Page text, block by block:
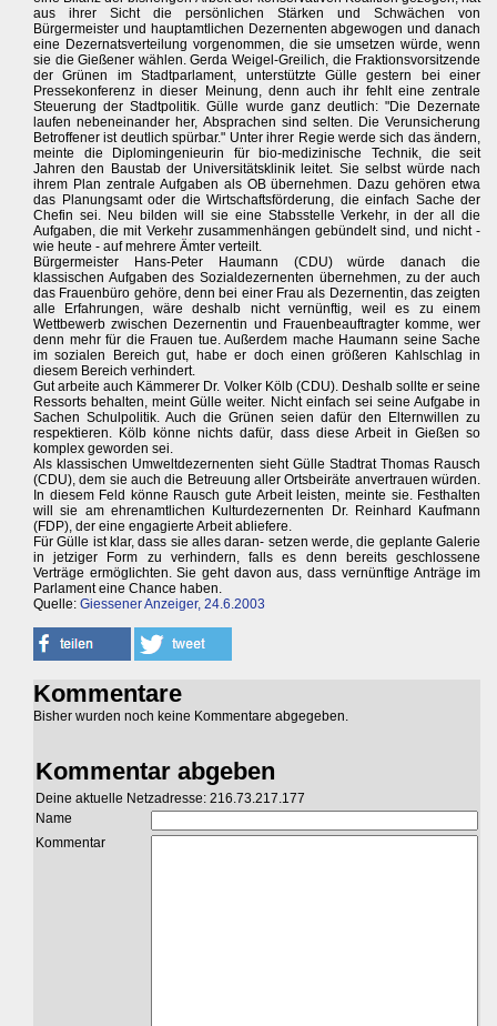
aus ihrer Sicht die persönlichen Stärken und Schwächen von
Bürgermeister und hauptamtlichen Dezernenten abgewogen und danach
eine Dezernatsverteilung vorgenommen, die sie umsetzen würde, wenn
sie die Gießener wählen. Gerda Weigel-Greilich, die Fraktionsvorsitzende
der Grünen im Stadtparlament, unterstützte Gülle gestern bei einer
Pressekonferenz in dieser Meinung, denn auch ihr fehlt eine zentrale
Steuerung der Stadtpolitik. Gülle wurde ganz deutlich: "Die Dezernate
laufen nebeneinander her, Absprachen sind selten. Die Verunsicherung
Betroffener ist deutlich spürbar." Unter ihrer Regie werde sich das ändern,
meinte die Diplomingenieurin für bio-medizinische Technik, die seit
Jahren den Baustab der Universitätsklinik leitet. Sie selbst würde nach
ihrem Plan zentrale Aufgaben als OB übernehmen. Dazu gehören etwa
das Planungsamt oder die Wirtschaftsförderung, die einfach Sache der
Chefin sei. Neu bilden will sie eine Stabsstelle Verkehr, in der all die
Aufgaben, die mit Verkehr zusammenhängen gebündelt sind, und nicht -
wie heute - auf mehrere Ämter verteilt.
Bürgermeister Hans-Peter Haumann (CDU) würde danach die
klassischen Aufgaben des Sozialdezernenten übernehmen, zu der auch
das Frauenbüro gehöre, denn bei einer Frau als Dezernentin, das zeigten
alle Erfahrungen, wäre deshalb nicht vernünftig, weil es zu einem
Wettbewerb zwischen Dezernentin und Frauenbeauftragter komme, wer
denn mehr für die Frauen tue. Außerdem mache Haumann seine Sache
im sozialen Bereich gut, habe er doch einen größeren Kahlschlag in
diesem Bereich verhindert.
Gut arbeite auch Kämmerer Dr. Volker Kölb (CDU). Deshalb sollte er seine
Ressorts behalten, meint Gülle weiter. Nicht einfach sei seine Aufgabe in
Sachen Schulpolitik. Auch die Grünen seien dafür den Elternwillen zu
respektieren. Kölb könne nichts dafür, dass diese Arbeit in Gießen so
komplex geworden sei.
Als klassischen Umweltdezernenten sieht Gülle Stadtrat Thomas Rausch
(CDU), dem sie auch die Betreuung aller Ortsbeiräte anvertrauen würden.
In diesem Feld könne Rausch gute Arbeit leisten, meinte sie. Festhalten
will sie am ehrenamtlichen Kulturdezernenten Dr. Reinhard Kaufmann
(FDP), der eine engagierte Arbeit abliefere.
Für Gülle ist klar, dass sie alles daran- setzen werde, die geplante Galerie
in jetziger Form zu verhindern, falls es denn bereits geschlossene
Verträge ermöglichten. Sie geht davon aus, dass vernünftige Anträge im
Parlament eine Chance haben.
Quelle: Giessener Anzeiger, 24.6.2003
Kommentare
Bisher wurden noch keine Kommentare abgegeben.
Kommentar abgeben
Deine aktuelle Netzadresse: 216.73.217.177
Name
Kommentar